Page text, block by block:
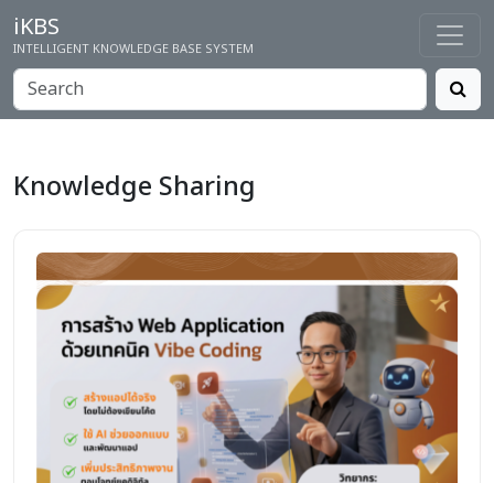
iKBS
INTELLIGENT KNOWLEDGE BASE SYSTEM
Knowledge Sharing